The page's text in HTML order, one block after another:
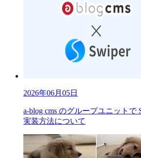
2026年06月05日
a-blog cms のグループユニットで
実装方法について